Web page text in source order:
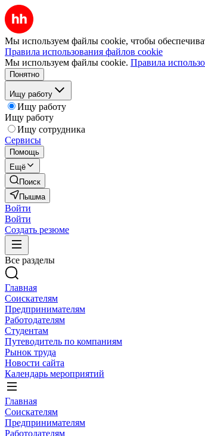
Мы используем файлы cookie, чтобы
Правила использования файлов cookie
Мы используем файлы cookie. Правила
Понятно
Ищу работу
Ищу работу
Ищу работу
Ищу сотрудника
Сервисы
Помощь
Ещё
Поиск
Пышма
Войти
Войти
Создать резюме
Все разделы
Главная
Соискателям
Предпринимателям
Работодателям
Студентам
Путеводитель по компаниям
Рынок труда
Новости сайта
Календарь мероприятий
Главная
Соискателям
Предпринимателям
Работодателям